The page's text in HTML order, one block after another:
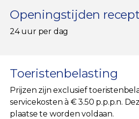
Openingstijden
24 uur per dag
Toeristenbelasting
Prijzen zijn exclusief
servicekosten à € 3.50 p.p.p.n.
plaatse te worden voldaan.